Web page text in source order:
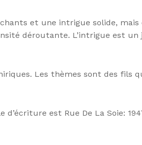
et une intrigue solide, mais
déroutante. L’intrigue est un
Les thèmes sont des fils
est Rue De La Soie: